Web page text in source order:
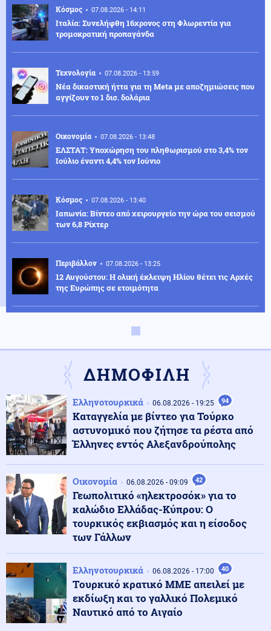
Κόσμος 07.08.2026 - 14:11
Ιταλία: Συνελήφθη 16χρονος στη Φλωρεντία για
τρομοκρατική προπαγάνδα
Τεχνολογία 07.08.2026 - 13:59
Νέα δικαστική ήττα για τη Meta με αποζημιώσεις που
αγγίζουν το 1 δισ. δολάρια
Οικονομία 07.08.2026 - 13:48
ΕΛΣΤΑΤ: Υποχώρηση του πληθωρισμού στο 3,4% τον
Ιούλιο έναντι 4,4% τον Ιούνιο
Κόσμος 07.08.2026 - 13:40
Ιαπωνία: Βίντεο από χειρουργείο την ώρα του σεισμού
των 6,8 Ρίχτερ
Περιβάλλον 07.08.2026 - 13:25
12 Αυγούστου: Η ολική έκλειψη Ηλίου θέτει τις Αρχές
της Ευρώπης σε ετοιμότητα
07.08.2026 - 13:15
ΙΧ – Ο αναβάτης εγκατέλειψε το σημείο (βίντεο)
Κοινωνία
Θήβα: Άνδρας εμβόλιζε επανειλημμένα παρκαρισμένο
αυτοκίνητο μετά από καβγά (βίντεο)
Ρωσία
Ρώσοι χάκερ βρήκαν απόρρητα έγγραφα – Το ΝΑΤΟ
χτυπάει απευθείας ρωσικό έδαφος
Οικονομία 07.08.2026 - 12:53
Διόρθωση στο Χρηματιστήριο Αθηνών μετά το υψηλό
Κοινωνία 07.08.2026 - 12:50
Το επίμονο βλέμμα του σκύλου σας: Τι προσπαθεί να
σας πει
ΔΗΜΟΦΙΛΗ
Ελληνοτουρκικά 06.08.2026 - 19:25 94
Καταγγελία με βίντεο για Τούρκο
αστυνομικό που ζήτησε τα ρέστα από
Έλληνες εντός Αλεξανδρούπολης
Οικονομία 06.08.2026 - 09:09 42
Γεωπολιτικό «ηλεκτροσόκ» για το
καλώδιο Ελλάδας-Κύπρου: Ο
τουρκικός εκβιασμός και η είσοδος
των Γάλλων
Ελληνοτουρκικά 06.08.2026 - 17:00 40
Tουρκικό κρατικό ΜΜΕ απειλεί με
εκδίωξη και το γαλλικό Πολεμικό
Ναυτικό από το Αιγαίο